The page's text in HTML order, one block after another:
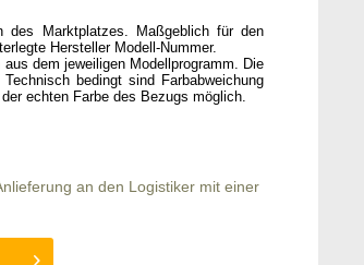
des Marktplatzes. Maßgeblich für den
Hersteller Modell-Nummer.
dem jeweiligen Modellprogramm. Die
bedingt sind Farbabweichung
echten Farbe des Bezugs möglich.
an den Logistiker mit einer